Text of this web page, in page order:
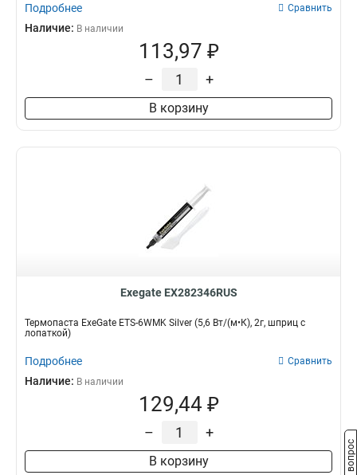
Подробнее Сравнить
Наличие: В наличии
113,97 ₽
– +
В корзину
Exegate EX282346RUS
Термопаста ExeGate ETS-6WMK Silver (5,6 Вт/(м•К), 2г, шприц с
лопаткой)
Подробнее Сравнить
Наличие: В наличии
129,44 ₽
– +
В корзину